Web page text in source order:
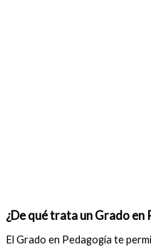
¿De qué trata un Grado en
El Grado en Pedagogía te